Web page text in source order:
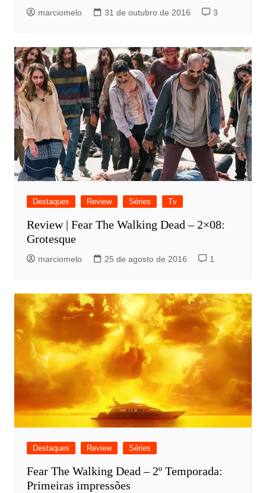
marciomelo 31 de outubro de 2016 3
Destaques Review Séries Tv
Review | Fear The Walking Dead – 2×08:
Grotesque
marciomelo 25 de agosto de 2016 1
Destaques Review Séries
Fear The Walking Dead – 2º Temporada:
Primeiras impressões